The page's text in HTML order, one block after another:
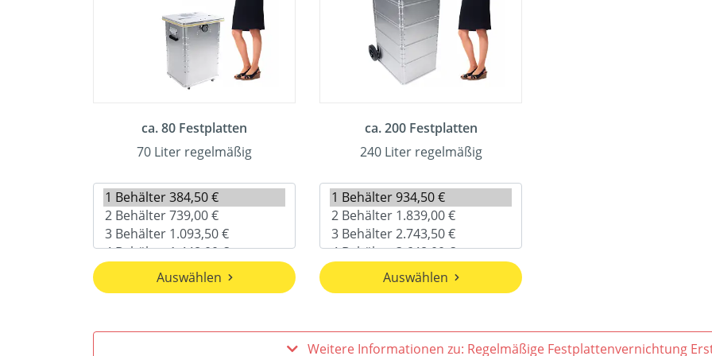
ca. 80 Festplatten
70 Liter regelmäßig
Auswählen
ca. 200 Festplatten
240 Liter regelmäßig
Auswählen
Weitere